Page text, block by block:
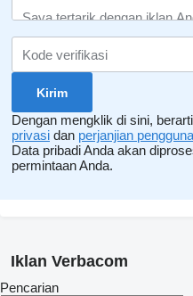
Dengan mengklik di sini,
privasi dan perjanjian pengguna
Data pribadi Anda akan
permintaan Anda.
Iklan Verbacom
Pencarian